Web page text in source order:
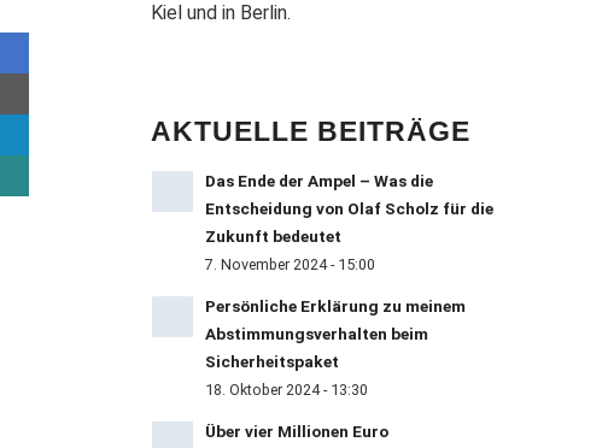
Kiel und in Berlin.
AKTUELLE BEITRÄGE
Das Ende der Ampel – Was die
Entscheidung von Olaf Scholz für die
Zukunft bedeutet
7. November 2024 - 15:00
Persönliche Erklärung zu meinem
Abstimmungsverhalten beim
Sicherheitspaket
18. Oktober 2024 - 13:30
Über vier Millionen Euro